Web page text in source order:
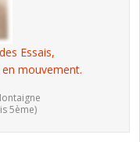
Essais,
mouvement.
5ème)